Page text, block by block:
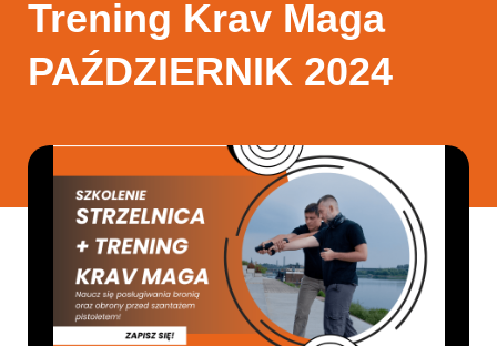
Trening Krav Maga
PAŹDZIERNIK 2024